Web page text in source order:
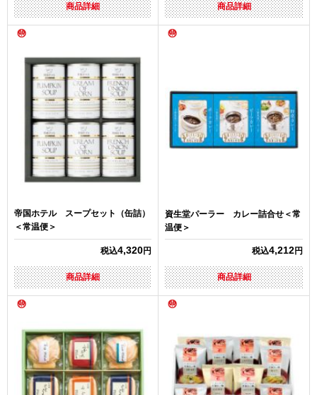
商品詳細 商品詳細
帝国ホテル スープセット（缶詰）
＜常温便＞
税込4,320円
商品詳細
資生堂パーラー カレー詰合せ＜常
温便＞
税込4,212円
商品詳細